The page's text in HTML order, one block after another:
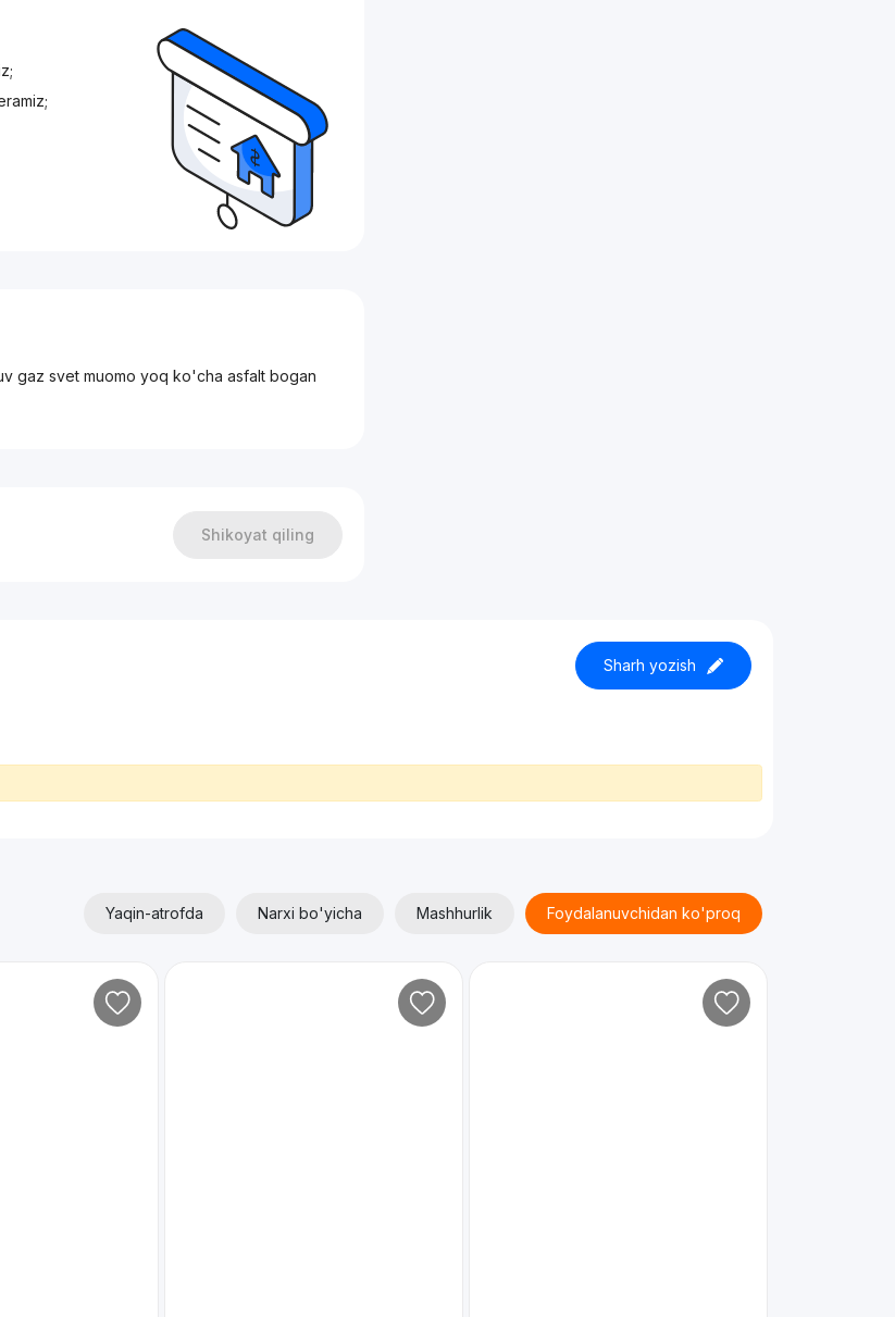
gaz svet muomo yoq ko'cha asfalt bogan
Shikoyat qiling
Sharh yozish
Yaqin-atrofda Narxi bo'yicha Mashhurlik Foydalanuvchidan ko'proq